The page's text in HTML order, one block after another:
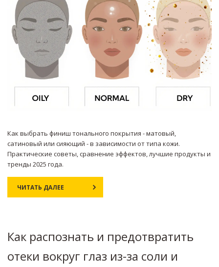
Как выбрать финиш тонального покрытия - матовый,
сатиновый или сияющий - в зависимости от типа кожи.
Практические советы, сравнение эффектов, лучшие продукты и
тренды 2025 года.
ЧИТАТЬ ДАЛЕЕ
Как распознать и предотвратить
отеки вокруг глаз из-за соли и